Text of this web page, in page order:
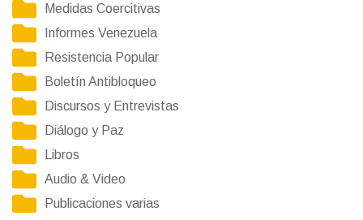
Medidas Coercitivas
Informes Venezuela
Resistencia Popular
Boletín Antibloqueo
Discursos y Entrevistas
Diálogo y Paz
Libros
Audio & Video
Publicaciones varias